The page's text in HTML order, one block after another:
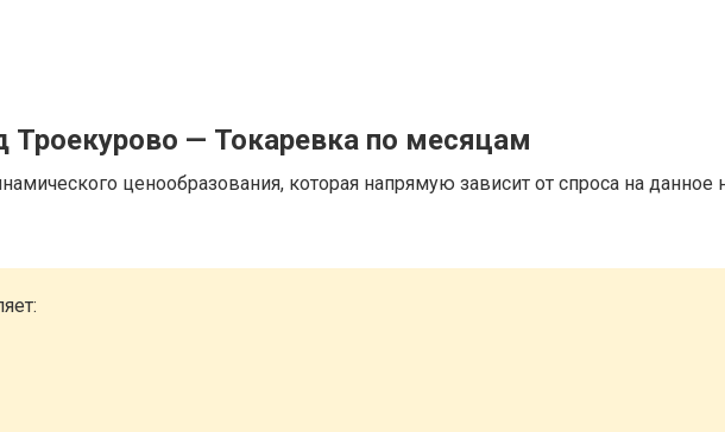
Троекурово — Токаревка по месяцам
ценообразования, которая напрямую зависит от спроса на данное